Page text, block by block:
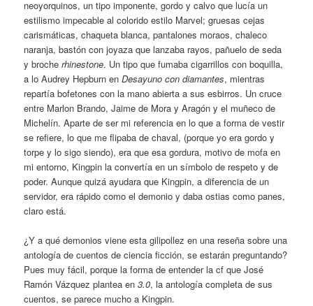
neoyorquinos, un tipo imponente, gordo y calvo que lucía un
estilismo impecable al colorido estilo Marvel; gruesas cejas
carismáticas, chaqueta blanca, pantalones moraos, chaleco
naranja, bastón con joyaza que lanzaba rayos, pañuelo de seda
y brocherhinestone. Un tipo que fumaba cigarrillos con boquilla,
a lo Audrey Hepburn enDesayuno con diamantes, mientras
repartía bofetones con la mano abierta a sus esbirros. Un cruce
entre Marlon Brando, Jaime de Mora y Aragón y el muñeco de
Michelín. Aparte de ser mi referencia en lo que a forma de vestir
se refiere, lo que me flipaba de chaval, (porque yo era gordo y
torpe y lo sigo siendo), era que esa gordura, motivo de mofa en
mi entorno, Kingpin la convertía en un símbolo de respeto y de
poder. Aunque quizá ayudara que Kingpin, a diferencia de un
servidor, era rápido como el demonio y daba ostias como panes,
claro está.
¿Y a qué demonios viene esta gilipollez en una reseña sobre una
antología de cuentos de ciencia ficción, se estarán preguntando?
Pues muy fácil, porque la forma de entender la cf que José
Ramón Vázquez plantea en3.0, la antología completa de sus
cuentos, se parece mucho a Kingpin.